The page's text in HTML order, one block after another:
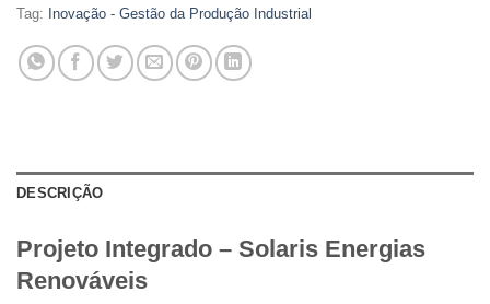
Tag: Inovação - Gestão da Produção Industrial
DESCRIÇÃO
Projeto Integrado – Solaris Energias
Renováveis